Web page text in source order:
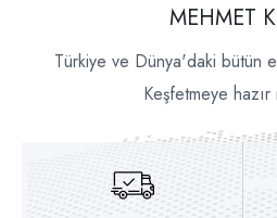
MEHMET
Türkiye ve Dünya'daki bütün
Keşfetmeye hazır